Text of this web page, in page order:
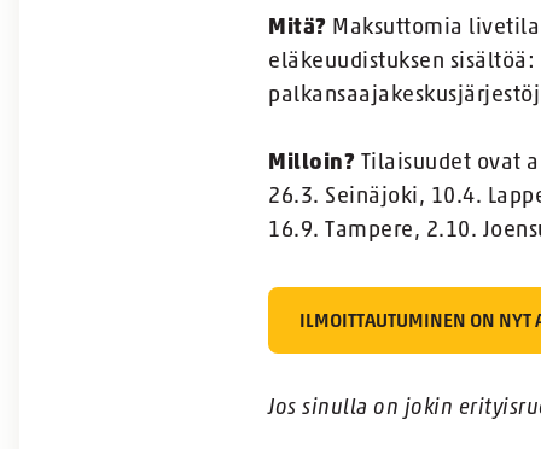
Mitä? Maksuttomia
eläkeuudistuksen
Milloin? Tilaisuudet ovat
26.3. Seinäjoki, 10.4.
16.9. Tampere, 2.10.
ILMOITTAUTUMINEN ON NYT
Jos sinulla on jokin